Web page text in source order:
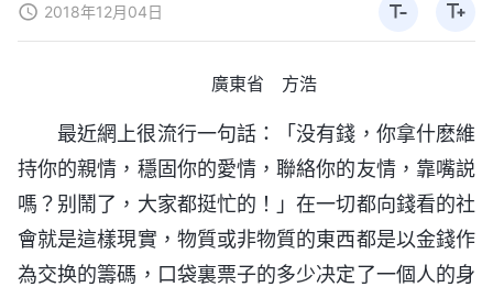
2018年12月04日
廣東省 方浩
最近網上很流行一句話：「没有錢，你拿什麽維
持你的親情，穩固你的愛情，聯絡你的友情，靠嘴説
嗎？别鬧了，大家都挺忙的！」在一切都向錢看的社
會就是這樣現實，物質或非物質的東西都是以金錢作
為交换的籌碼，口袋裏票子的多少决定了一個人的身